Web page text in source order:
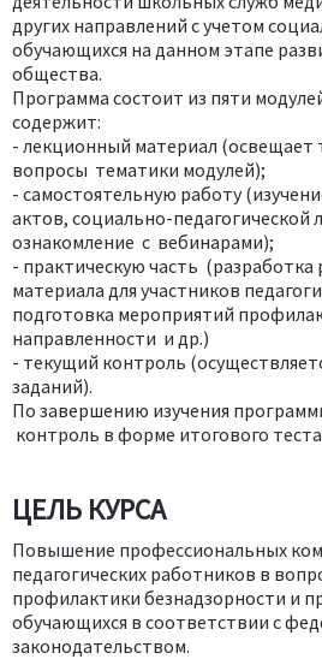
других направлений с учетом
обучающихся на данном этапе
общества.
Программа состоит из пяти
содержит:
- лекционный материал (освещает
вопросы тематики модулей);
- самостоятельную работу
актов, социально-педагогической
ознакомление с вебинарами);
- практическую часть (разработка
материала для участников
подготовка мероприятий
направленности и др.)
- текущий контроль
заданий).
По завершению изучения
контроль в форме итогового
ЦЕЛЬ КУРСА
Повышение профессиональных
педагогических работников в
профилактики безнадзорности и
обучающихся в соответствии с
законодательством.